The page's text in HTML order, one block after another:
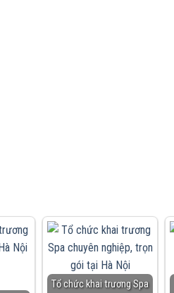
Tổ chức khai trương Spa